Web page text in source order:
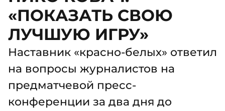
«ПОКАЗАТЬ СВОЮ
ЛУЧШУЮ ИГРУ»
Наставник «красно-белых» ответил
на вопросы журналистов на
предматчевой пресс-
конференции за два дня до